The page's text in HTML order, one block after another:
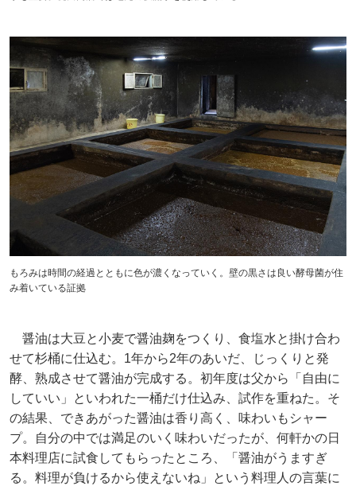
もろみは時間の経過とともに色が濃くなっていく。壁の黒さは良い酵母菌が住
み着いている証拠
醤油は大豆と小麦で醤油麹をつくり、食塩水と掛け合わ
せて杉桶に仕込む。1年から2年のあいだ、じっくりと発
酵、熟成させて醤油が完成する。初年度は父から「自由に
していい」といわれた一桶だけ仕込み、試作を重ねた。そ
の結果、できあがった醤油は香り高く、味わいもシャー
プ。自分の中では満足のいく味わいだったが、何軒かの日
本料理店に試食してもらったところ、「醤油がうますぎ
る。料理が負けるから使えないね」という料理人の言葉に